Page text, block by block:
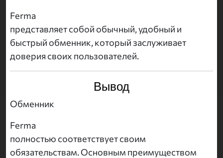
Ferma
представляет собой обычный, удобный и
быстрый обменник, который заслуживает
доверия своих пользователей.
Вывод
Обменник
Ferma
полностью соответствует своим
обязательствам. Основным преимуществом